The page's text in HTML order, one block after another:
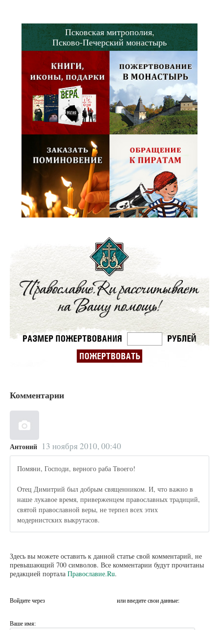
Псковская митрополия,
Псково-Печерский монастырь
Комментарии
Антоний 13 ноября 2010, 00:40
Помяни, Господи, верного раба Твоего!
Отец Димитрий был добрым священником. И, что важно в
наше лукавое время, приверженцем православных традиций,
святой православной веры, не терпел всех этих
модернистских выкрутасов.
Здесь вы можете оставить к данной статье свой комментарий, не
превышающий 700 символов. Все комментарии будут прочитаны
редакцией портала Православие.Ru.
Войдите через или введите свои данные:
Ваше имя: